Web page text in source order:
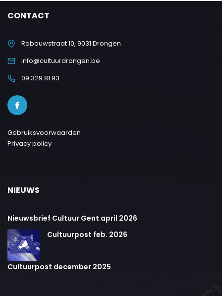
CONTACT
Rabouwstraat 10, 9031 Drongen
info@cultuurdrongen.be
09 329 81 93
Gebruiksvoorwaarden
Privacy policy
NIEUWS
Nieuwsbrief Cultuur Gent april 2026
Cultuurpost feb. 2026
Cultuurpost december 2025